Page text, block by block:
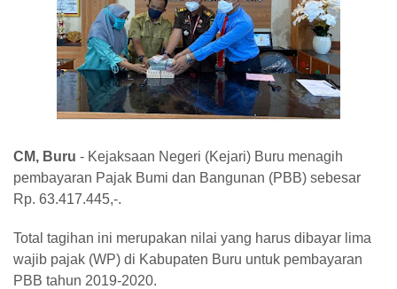
CM, Buru - Kejaksaan Negeri (Kejari) Buru menagih
pembayaran Pajak Bumi dan Bangunan (PBB) sebesar
Rp. 63.417.445,-.
Total tagihan ini merupakan nilai yang harus dibayar lima
wajib pajak (WP) di Kabupaten Buru untuk pembayaran
PBB tahun 2019-2020.